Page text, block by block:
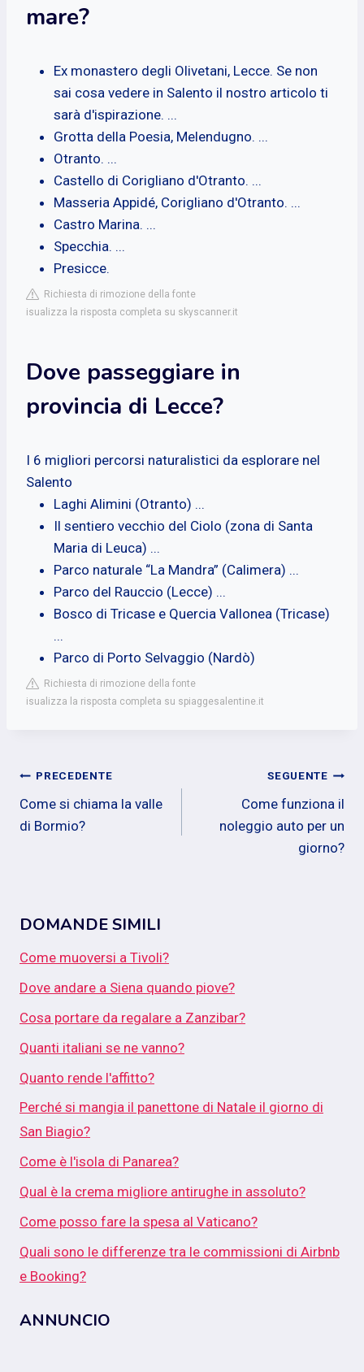
mare?
Ex monastero degli Olivetani, Lecce. Se non
sai cosa vedere in Salento il nostro articolo ti
sarà d'ispirazione. ...
Grotta della Poesia, Melendugno. ...
Otranto. ...
Castello di Corigliano d'Otranto. ...
Masseria Appidé, Corigliano d'Otranto. ...
Castro Marina. ...
Specchia. ...
Presicce.
Richiesta di rimozione della fonte
isualizza la risposta completa su skyscanner.it
Dove passeggiare in
provincia di Lecce?
I 6 migliori percorsi naturalistici da esplorare nel
Salento
Laghi Alimini (Otranto) ...
Il sentiero vecchio del Ciolo (zona di Santa
Maria di Leuca) ...
Parco naturale “La Mandra” (Calimera) ...
Parco del Rauccio (Lecce) ...
Bosco di Tricase e Quercia Vallonea (Tricase)
...
Parco di Porto Selvaggio (Nardò)
Richiesta di rimozione della fonte
isualizza la risposta completa su spiaggesalentine.it
Navigazione
articoli
PRECEDENTE
Come si chiama la valle
di Bormio?
SEGUENTE
Come funziona il
noleggio auto per un
giorno?
DOMANDE SIMILI
Come muoversi a Tivoli?
Dove andare a Siena quando piove?
Cosa portare da regalare a Zanzibar?
Quanti italiani se ne vanno?
Quanto rende l'affitto?
Perché si mangia il panettone di Natale il giorno di
San Biagio?
Come è l'isola di Panarea?
Qual è la crema migliore antirughe in assoluto?
Come posso fare la spesa al Vaticano?
Quali sono le differenze tra le commissioni di Airbnb
e Booking?
ANNUNCIO